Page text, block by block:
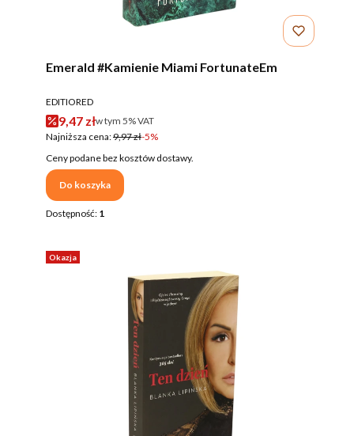
Emerald #Kamienie Miami FortunateEm
PRODUCENT
EDITIORED
Cena promocyjna brutto
9,47 złw tym %s VAT
w tym 5%VAT
Najniższa cena:9,97 zł-5%
Ceny podane bez kosztów dostawy.
Do koszyka
Dostępność: 1
Okazja